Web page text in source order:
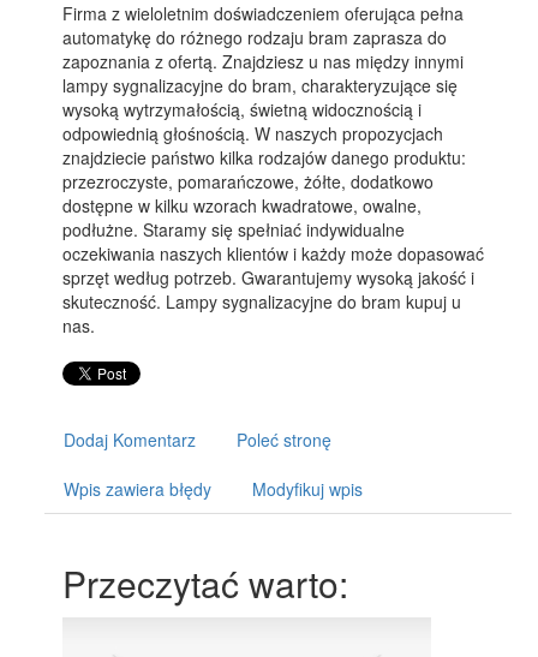
Firma z wieloletnim doświadczeniem oferująca pełna
automatykę do różnego rodzaju bram zaprasza do
zapoznania z ofertą. Znajdziesz u nas między innymi
lampy sygnalizacyjne do bram, charakteryzujące się
wysoką wytrzymałością, świetną widocznością i
odpowiednią głośnością. W naszych propozycjach
znajdziecie państwo kilka rodzajów danego produktu:
przezroczyste, pomarańczowe, żółte, dodatkowo
dostępne w kilku wzorach kwadratowe, owalne,
podłużne. Staramy się spełniać indywidualne
oczekiwania naszych klientów i każdy może dopasować
sprzęt według potrzeb. Gwarantujemy wysoką jakość i
skuteczność. Lampy sygnalizacyjne do bram kupuj u
nas.
Dodaj Komentarz Poleć stronę
Wpis zawiera błędy Modyfikuj wpis
Przeczytać warto: